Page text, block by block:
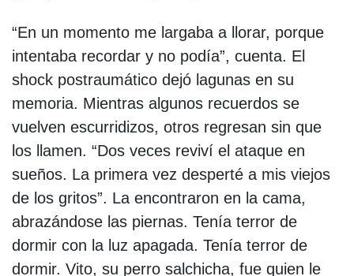
“En un momento me largaba a llorar, porque
intentaba recordar y no podía”, cuenta. El
shock postraumático dejó lagunas en su
memoria. Mientras algunos recuerdos se
vuelven escurridizos, otros regresan sin que
los llamen. “Dos veces reviví el ataque en
sueños. La primera vez desperté a mis viejos
de los gritos”. La encontraron en la cama,
abrazándose las piernas. Tenía terror de
dormir con la luz apagada. Tenía terror de
dormir. Vito, su perro salchicha, fue quien le